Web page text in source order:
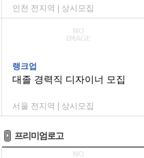
인천 전지역 | 상시모집
랭크업
대졸 경력직 디자이너 모집
서울 전지역 | 상시모집
프리미엄로고